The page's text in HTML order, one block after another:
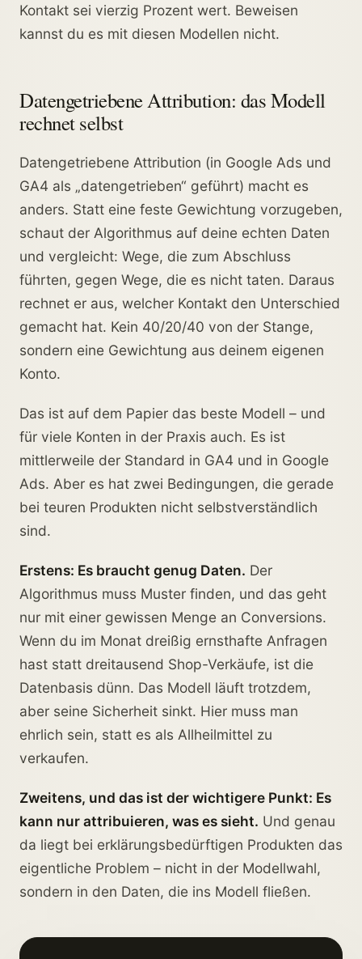
Kontakt sei vierzig Prozent wert. Beweisen
kannst du es mit diesen Modellen nicht.
Datengetriebene Attribution: das Modell
rechnet selbst
Datengetriebene Attribution (in Google Ads und
GA4 als „datengetrieben“ geführt) macht es
anders. Statt eine feste Gewichtung vorzugeben,
schaut der Algorithmus auf deine echten Daten
und vergleicht: Wege, die zum Abschluss
führten, gegen Wege, die es nicht taten. Daraus
rechnet er aus, welcher Kontakt den Unterschied
gemacht hat. Kein 40/20/40 von der Stange,
sondern eine Gewichtung aus deinem eigenen
Konto.
Das ist auf dem Papier das beste Modell – und
für viele Konten in der Praxis auch. Es ist
mittlerweile der Standard in GA4 und in Google
Ads. Aber es hat zwei Bedingungen, die gerade
bei teuren Produkten nicht selbstverständlich
sind.
Erstens: Es braucht genug Daten. Der
Algorithmus muss Muster finden, und das geht
nur mit einer gewissen Menge an Conversions.
Wenn du im Monat dreißig ernsthafte Anfragen
hast statt dreitausend Shop-Verkäufe, ist die
Datenbasis dünn. Das Modell läuft trotzdem,
aber seine Sicherheit sinkt. Hier muss man
ehrlich sein, statt es als Allheilmittel zu
verkaufen.
Zweitens, und das ist der wichtigere Punkt: Es
kann nur attribuieren, was es sieht. Und genau
da liegt bei erklärungsbedürftigen Produkten das
eigentliche Problem – nicht in der Modellwahl,
sondern in den Daten, die ins Modell fließen.